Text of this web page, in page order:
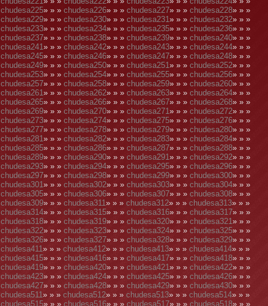
chudesa225» » » chudesa226» » » chudesa227» » » chudesa228» » »
chudesa229» » » chudesa230» » » chudesa231» » » chudesa232» » »
chudesa233» » » chudesa234» » » chudesa235» » » chudesa236» » »
chudesa237» » » chudesa238» » » chudesa239» » » chudesa240» » »
chudesa241» » » chudesa242» » » chudesa243» » » chudesa244» » »
chudesa245» » » chudesa246» » » chudesa247» » » chudesa248» » »
chudesa249» » » chudesa250» » » chudesa251» » » chudesa252» » »
chudesa253» » » chudesa254» » » chudesa255» » » chudesa256» » »
chudesa257» » » chudesa258» » » chudesa259» » » chudesa260» » »
chudesa261» » » chudesa262» » » chudesa263» » » chudesa264» » »
chudesa265» » » chudesa266» » » chudesa267» » » chudesa268» » »
chudesa269» » » chudesa270» » » chudesa271» » » chudesa272» » »
chudesa273» » » chudesa274» » » chudesa275» » » chudesa276» » »
chudesa277» » » chudesa278» » » chudesa279» » » chudesa280» » »
chudesa281» » » chudesa282» » » chudesa283» » » chudesa284» » »
chudesa285» » » chudesa286» » » chudesa287» » » chudesa288» » »
chudesa289» » » chudesa290» » » chudesa291» » » chudesa292» » »
chudesa293» » » chudesa294» » » chudesa295» » » chudesa296» » »
chudesa297» » » chudesa298» » » chudesa299» » » chudesa300» » »
chudesa301» » » chudesa302» » » chudesa303» » » chudesa304» » »
chudesa305» » » chudesa306» » » chudesa307» » » chudesa308» » »
chudesa309» » » chudesa311» » » chudesa312» » » chudesa313» » »
chudesa314» » » chudesa315» » » chudesa316» » » chudesa317» » »
chudesa318» » » chudesa319» » » chudesa320» » » chudesa321» » »
chudesa322» » » chudesa323» » » chudesa324» » » chudesa325» » »
chudesa326» » » chudesa327» » » chudesa328» » » chudesa329» » »
chudesa411» » » chudesa412» » » chudesa413» » » chudesa414» » »
chudesa415» » » chudesa416» » » chudesa417» » » chudesa418» » »
chudesa419» » » chudesa420» » » chudesa421» » » chudesa422» » »
chudesa423» » » chudesa424» » » chudesa425» » » chudesa426» » »
chudesa427» » » chudesa428» » » chudesa429» » » chudesa430» » »
chudesa511» » » chudesa512» » » chudesa513» » » chudesa514» » »
chudesa515» » » chudesa516» » » chudesa517» » » chudesa518» » »